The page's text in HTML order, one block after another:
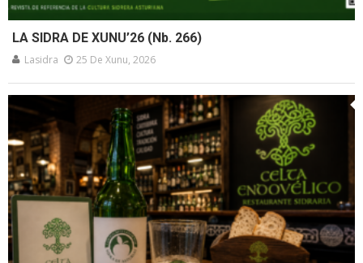
LA SIDRA DE XUNU’26 (Nb. 266)
Lasidra 25 De Xunu, 2026